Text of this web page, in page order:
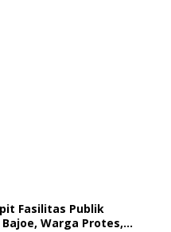
Fasilitas Publik
Warga Protes,